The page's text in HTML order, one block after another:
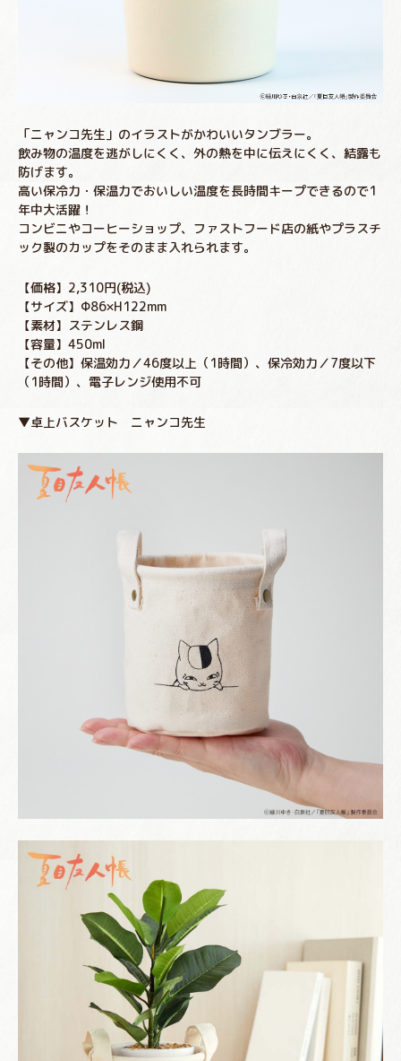
「ニャンコ先生」のイラストがかわいいタンブラー。
飲み物の温度を逃がしにくく、外の熱を中に伝えにくく、結露も
防げます。
高い保冷力・保温力でおいしい温度を長時間キープできるので1
年中大活躍！
コンビニやコーヒーショップ、ファストフード店の紙やプラスチ
ック製のカップをそのまま入れられます。
【価格】2,310円(税込)
【サイズ】Φ86×H122mm
【素材】ステンレス鋼
【容量】450ml
【その他】保温効力／46度以上（1時間）、保冷効力／7度以下
（1時間）、電子レンジ使用不可
▼卓上バスケット ニャンコ先生